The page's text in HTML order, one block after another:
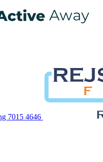
7015 4646